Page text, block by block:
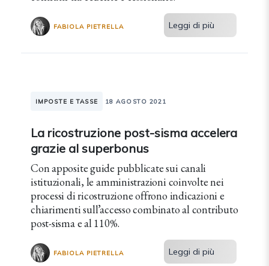
FABIOLA PIETRELLA Leggi di più
IMPOSTE E TASSE 18 AGOSTO 2021
La ricostruzione post-sisma accelera
grazie al superbonus
Con apposite guide pubblicate sui canali
istituzionali, le amministrazioni coinvolte nei
processi di ricostruzione offrono indicazioni e
chiarimenti sull’accesso combinato al contributo
post-sisma e al 110%.
FABIOLA PIETRELLA Leggi di più